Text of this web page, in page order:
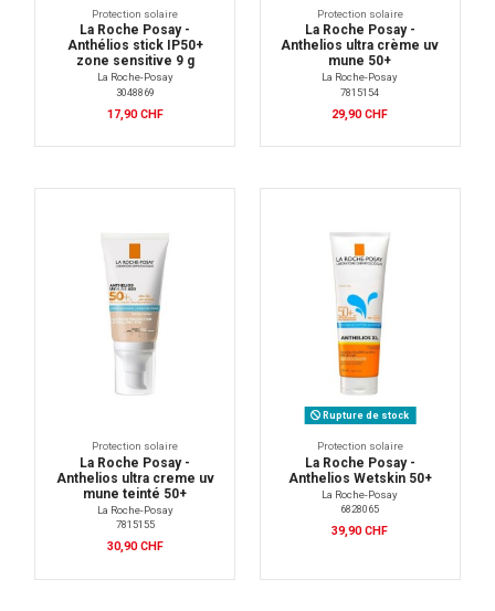
Protection solaire
La Roche Posay -
Anthélios stick IP50+
zone sensitive 9 g
La Roche-Posay
3048869
17,90 CHF
Protection solaire
La Roche Posay -
Anthelios ultra crème uv
mune 50+
La Roche-Posay
7815154
29,90 CHF
Protection solaire
La Roche Posay -
Anthelios ultra creme uv
mune teinté 50+
La Roche-Posay
7815155
30,90 CHF
Rupture de stock
Protection solaire
La Roche Posay -
Anthelios Wetskin 50+
La Roche-Posay
6828065
39,90 CHF